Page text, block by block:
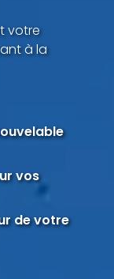
votre
à la
vos
de votre